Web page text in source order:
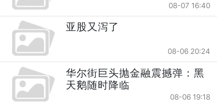
08-07 16:40
亚股又泻了
08-06 20:24
华尔街巨头抛金融震撼弹：黑
天鹅随时降临
08-06 19:18